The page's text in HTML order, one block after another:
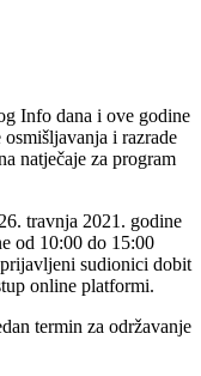
Info dana i ove godine
i razrade
natječaje za program
travnja 2021. godine
od 10:00 do 15:00
sudionici dobit
online platformi.
termin za održavanje